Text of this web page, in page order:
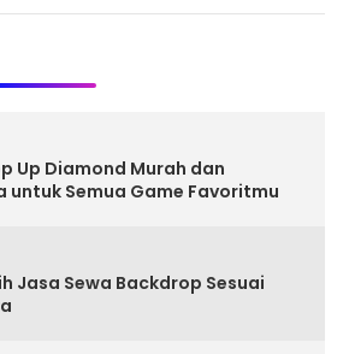
Up Diamond Murah dan
untuk Semua Game Favoritmu
Jasa Sewa Backdrop Sesuai